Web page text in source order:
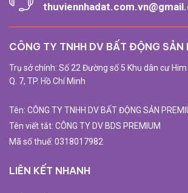
CÔNG TY TNHH DV BẤT ĐỘNG SẢN
Trụ sở chính: Số 22 Đường số 5 Khu dân cư Him
Q. 7, TP. Hồ Chí Minh
Tên: CÔNG TY TNHH DV BẤT ĐỘNG SẢN
Tên viết tắt: CÔNG TY DV BDS PREMIUM
Mã số thuế: 0318017982
LIÊN KẾT NHANH